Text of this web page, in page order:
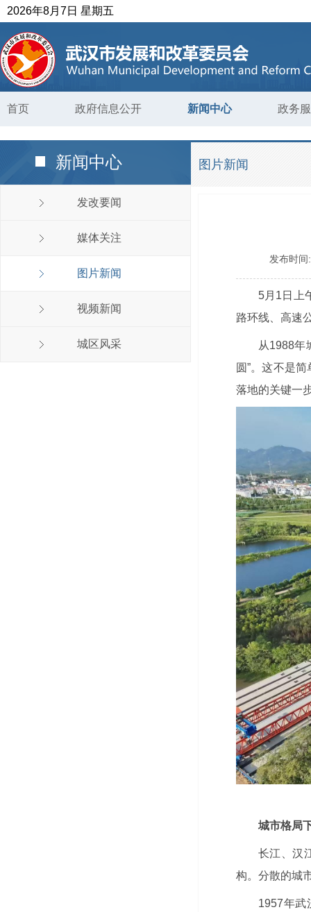
2026年8月7日 星期五
首页 政府信息公开 新闻中心 政务
新闻中心
发改要闻
媒体关注
图片新闻
视频新闻
城区风采
图片新闻
发布时
5月1日上
路环线、高速
从1988年
圆”。这不是
落地的关键一
城市格局
长江、汉
构。分散的城
1957年武